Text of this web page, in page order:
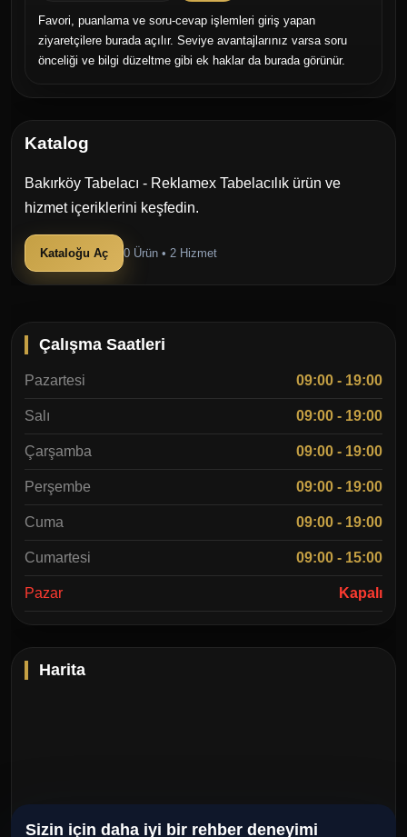
modern pleksi uygulamalar.
Kurumsal Tasarım: Markanızın ruhunu yansıtan özgün
Dayanıklı Uygulama: Hava koşullarına karşı dirençli, yüksek
Anahtar Teslim Hizmet: Keşiften montaja kadar tüm süreci
profesyonelce yönetiyoruz.
Neden Reklamex?
imzası olacak, müşterilerinizin dikkatini çekecek ve
markanızın kalitesini ilk bakışta yansıtacak çözümler
üretiyoruz. Yılların verdiği deneyimle, en doğru malzemeyi
en estetik tasarımla birleştiriyoruz.
Bizimle İletişime Geçin
Bakırköy’de fark yaratmak ve işletmenizin dış görünüşünü
yenilemek için profesyonel destek alın.
🌐 Web Sitemizi İnceleyin: reklamex.com.tr
Favori, puanlama ve soru-cevap işlemleri giriş yapan
ziyaretçilere burada açılır. Seviye avantajlarınız varsa soru
önceliği ve bilgi düzeltme gibi ek haklar da burada görünür.
Katalog
Bakırköy Tabelacı - Reklamex Tabelacılık ürün ve
hizmet içeriklerini keşfedin.
Kataloğu Aç 0 Ürün • 2 Hizmet
Çalışma Saatleri
Pazartesi 09:00 - 19:00
Salı 09:00 - 19:00
Çarşamba 09:00 - 19:00
Perşembe 09:00 - 19:00
Cuma 09:00 - 19:00
Cumartesi 09:00 - 15:00
Pazar Kapalı
Harita
Sizin için daha iyi bir rehber deneyimi